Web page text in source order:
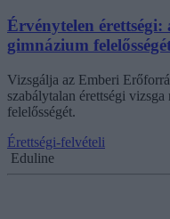
Érvénytelen
gimnázium
Vizsgálja az Emberi
szabálytalan érettségi
felelősségét.
Érettségi-felvételi
Eduline